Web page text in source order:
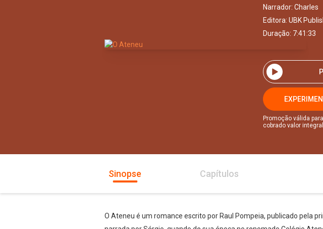
Narrador: Charles
Editora: UBK
Duração: 7:41:33
Promoção válida
cobrado valor
Sinopse Capítulos
O Ateneu é um romance escrito por Raul Pompeia, publicado pela